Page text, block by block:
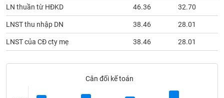
LN thuần từ HĐKD 46.36 32.70
LNST thu nhập DN 38.46 28.01
LNST của CĐ cty mẹ 38.46 28.01
Cân đối kế toán
Thuật
ngữ
(-)